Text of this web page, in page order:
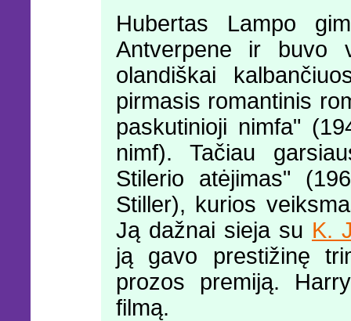
Hubertas Lampo
Antverpene ir buvo
olandiškai
pirmasis romantinis
paskutinioji nimfa"
nimf). Tačiau
Stilerio atėjimas"
Stiller), kurios
Ją dažnai sieja su K.
ją gavo prestižinę
prozos premiją.
filmą.